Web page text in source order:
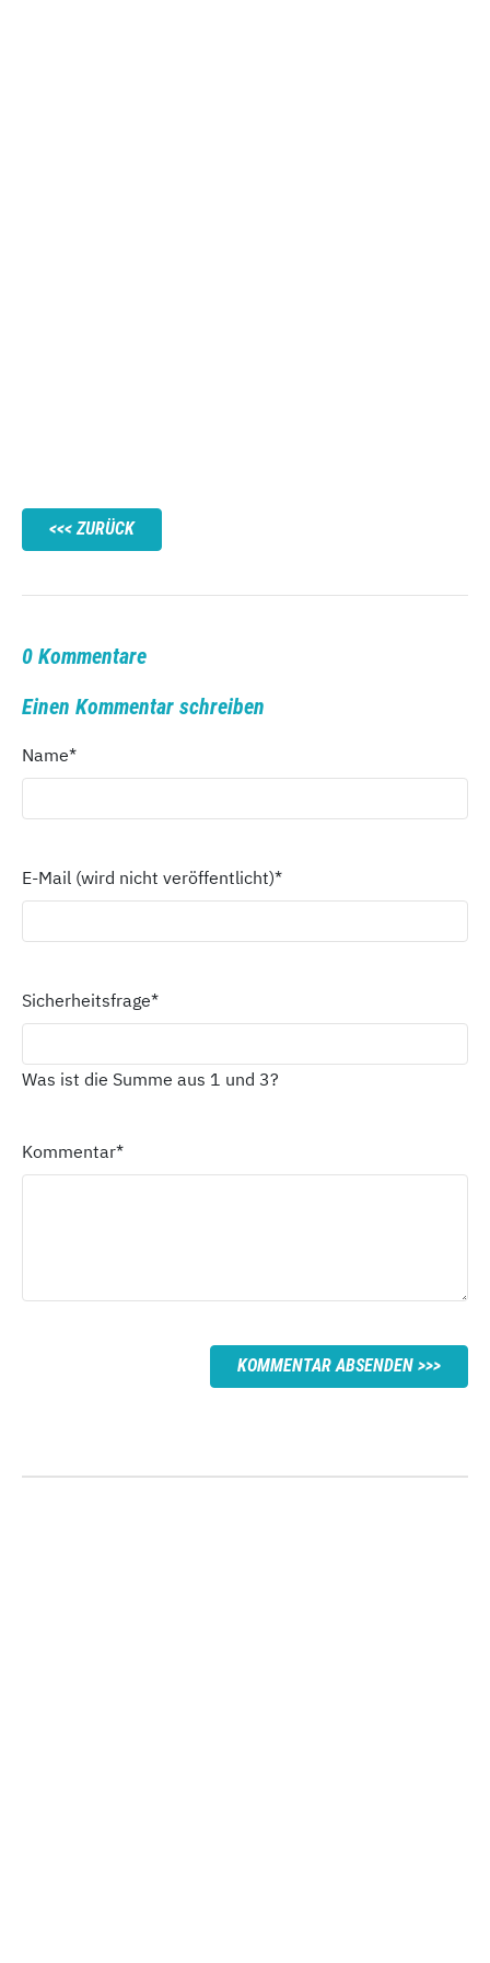
ZURÜCK
0 Kommentare
Einen Kommentar schreiben
Name*
E-Mail (wird nicht veröffentlicht)*
Sicherheitsfrage*
Was ist die Summe aus 1 und 3?
Kommentar*
KOMMENTAR ABSENDEN